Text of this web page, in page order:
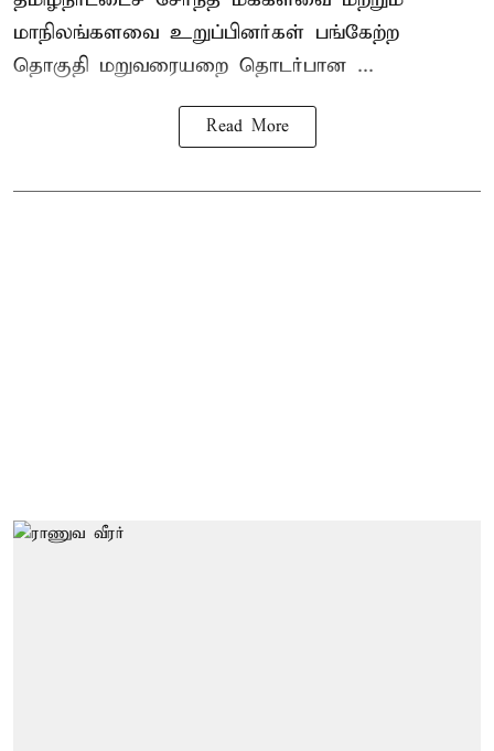
மாநிலங்களவை உறுப்பினர்கள் பங்கேற்ற
தொகுதி மறுவரையறை தொடர்பான ...
Read More